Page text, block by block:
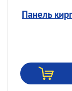
Панель